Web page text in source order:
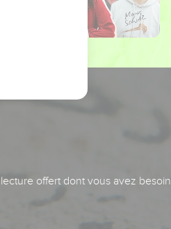
offert dont vous avez besoin.